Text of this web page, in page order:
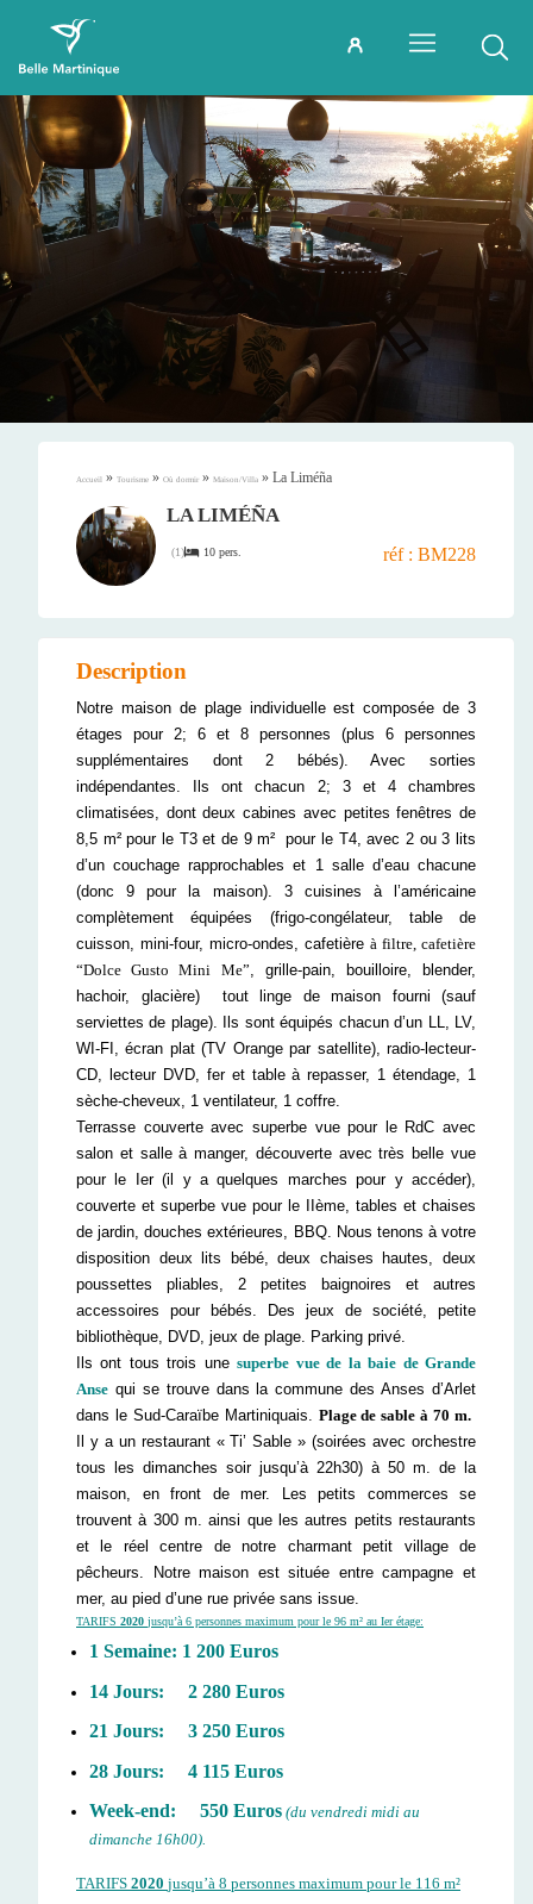
Accueil » Tourisme » Où dormir » Maison/Villa » La Liméña
LA LIMÉÑA
(1) 10 pers. réf : BM228
Description
Notre maison de plage individuelle est composée de 3
étages pour 2; 6 et 8 personnes (plus 6 personnes
supplémentaires dont 2 bébés). Avec sorties
indépendantes. Ils ont chacun 2; 3 et 4 chambres
climatisées, dont deux cabines avec petites fenêtres de
8,5 m² pour le T3 et de 9 m² pour le T4, avec 2 ou 3 lits
d’un couchage rapprochables et 1 salle d’eau chacune
(donc 9 pour la maison). 3 cuisines à l’américaine
complètement équipées (frigo-congélateur, table de
cuisson, mini-four, micro-ondes, cafetière à filtre, cafetière
“Dolce Gusto Mini Me”, grille-pain, bouilloire, blender,
hachoir, glacière) tout linge de maison fourni (sauf
serviettes de plage). Ils sont équipés chacun d’un LL, LV,
WI-FI, écran plat (TV Orange par satellite), radio-lecteur-
CD, lecteur DVD, fer et table à repasser, 1 étendage, 1
sèche-cheveux, 1 ventilateur, 1 coffre.
Terrasse couverte avec superbe vue pour le RdC avec
salon et salle à manger, découverte avec très belle vue
pour le Ier (il y a quelques marches pour y accéder),
couverte et superbe vue pour le IIème, tables et chaises
de jardin, douches extérieures, BBQ. Nous tenons à votre
disposition deux lits bébé, deux chaises hautes, deux
poussettes pliables, 2 petites baignoires et autres
accessoires pour bébés. Des jeux de société, petite
bibliothèque, DVD, jeux de plage. Parking privé.
Ils ont tous trois unesuperbe vue de la baie de Grande
Anse qui se trouve dans la commune des Anses d’Arlet
dans le Sud-Caraïbe Martiniquais. Plage de sable à 70 m.
Il y a un restaurant « Ti’ Sable » (soirées avec orchestre
tous les dimanches soir jusqu’à 22h30) à 50 m. de la
maison, en front de mer. Les petits commerces se
trouvent à 300 m. ainsi que les autres petits restaurants
et le réel centre de notre charmant petit village de
pêcheurs. Notre maison est située entre campagne et
mer, au pied d’une rue privée sans issue.
TARIFS 2020 jusqu’à 6 personnes maximum pour le 96 m² au Ier étage:
1 Semaine: 1 200 Euros
14 Jours: 2 280 Euros
21 Jours: 3 250 Euros
28 Jours: 4 115 Euros
Week-end: 550 Euros (du vendredi midi au
dimanche 16h00).
TARIFS 2020 jusqu’à 8 personnes maximum pour le 116 m²